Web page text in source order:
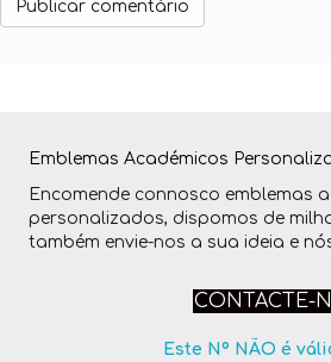
Emblemas Académicos
Encomende connosco emblemas
personalizados, dispomos de
também envie-nos a sua ideia e
CONTACTE-
Este Nº NÃO é